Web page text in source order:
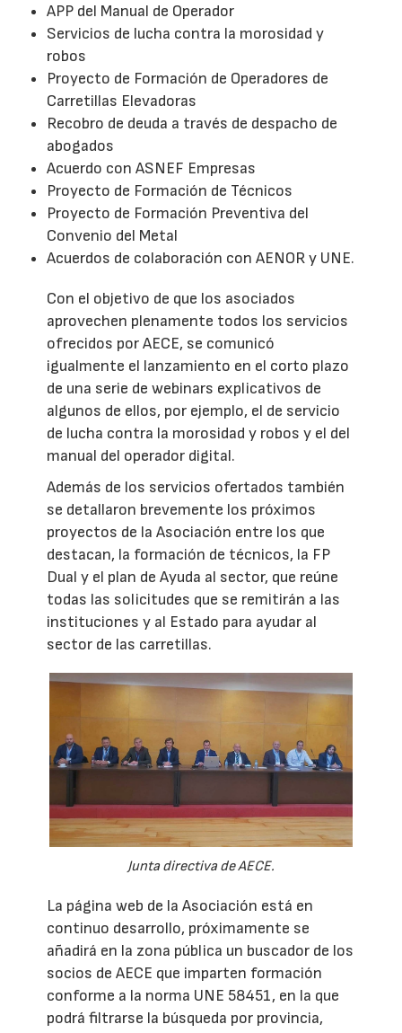
APP del Manual de Operador
Servicios de lucha contra la morosidad y
robos
Proyecto de Formación de Operadores de
Carretillas Elevadoras
Recobro de deuda a través de despacho de
abogados
Acuerdo con ASNEF Empresas
Proyecto de Formación de Técnicos
Proyecto de Formación Preventiva del
Convenio del Metal
Acuerdos de colaboración con AENOR y UNE.
Con el objetivo de que los asociados
aprovechen plenamente todos los servicios
ofrecidos por AECE, se comunicó
igualmente el lanzamiento en el corto plazo
de una serie de webinars explicativos de
algunos de ellos, por ejemplo, el de servicio
de lucha contra la morosidad y robos y el del
manual del operador digital.
Además de los servicios ofertados también
se detallaron brevemente los próximos
proyectos de la Asociación entre los que
destacan, la formación de técnicos, la FP
Dual y el plan de Ayuda al sector, que reúne
todas las solicitudes que se remitirán a las
instituciones y al Estado para ayudar al
sector de las carretillas.
Junta directiva de AECE.
La página web de la Asociación está en
continuo desarrollo, próximamente se
añadirá en la zona pública un buscador de los
socios de AECE que imparten formación
conforme a la norma UNE 58451, en la que
podrá filtrarse la búsqueda por provincia,